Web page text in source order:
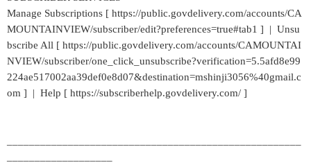
Manage Subscriptions [ https://public.govdelivery.com/accounts/CA
MOUNTAINVIEW/subscriber/edit?preferences=true#tab1 ] | Unsu
bscribe All [ https://public.govdelivery.com/accounts/CAMOUNTAI
NVIEW/subscriber/one_click_unsubscribe?verification=5.5afd8e99
224ae517002aa39def0e8d07&destination=mshinji3056%40gmail.c
om ] | Help [ https://subscriberhelp.govdelivery.com/ ]